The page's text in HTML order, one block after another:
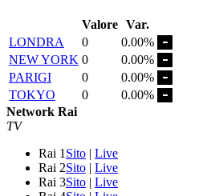
Valore Var.
LONDRA
0
0.00%
NEW YORK 0
0.00%
PARIGI
0
0.00%
TOKYO
0
0.00%
Network Rai
TV
Rai 1 Sito | Live
Rai 2Sito | Live
Rai 3Sito | Live